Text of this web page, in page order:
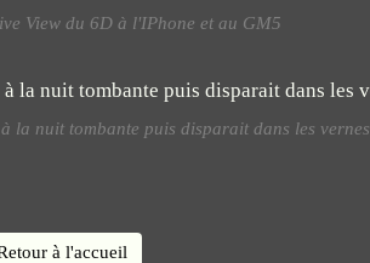
View du 6D à l'IPhone et au GM5
la nuit tombante puis disparait dans les vernes
à l'accueil